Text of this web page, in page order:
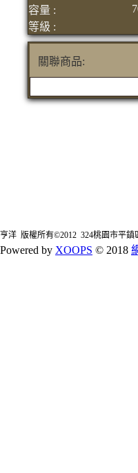
容量 :
等級 :
關聯商品:
亨洋 版權所有©2012 324桃園市平鎮
Powered by XOOPS © 2018